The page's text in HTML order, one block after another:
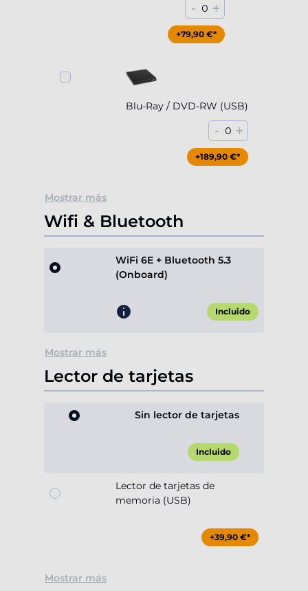
- 0 +
+79,90 €*
Blu-Ray / DVD-RW (USB)
- 0 +
+189,90 €*
Mostrar más
Wifi & Bluetooth
WiFi 6E + Bluetooth 5.3
(Onboard)
Incluido
Mostrar más
Lector de tarjetas
Sin lector de tarjetas
Incluido
Lector de tarjetas de
memoria (USB)
+39,90 €*
Mostrar más